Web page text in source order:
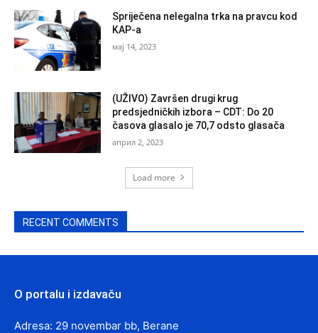
Spriječena nelegalna trka na pravcu kod
KAP-a
мај 14, 2023
(UŽIVO) Završen drugi krug
predsjedničkih izbora – CDT: Do 20
časova glasalo je 70,7 odsto glasača
април 2, 2023
Load more
RECENT COMMENTS
O portalu i izdavaču
Adresa: 29 novembar bb, Berane